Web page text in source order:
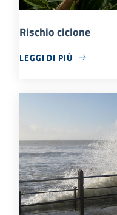
Rischio ciclone
LEGGI DI PIÙ